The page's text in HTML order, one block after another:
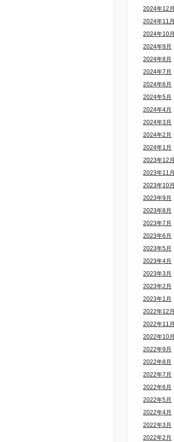
2024年12月
2024年11月
2024年10月
2024年9月
2024年8月
2024年7月
2024年6月
2024年5月
2024年4月
2024年3月
2024年2月
2024年1月
2023年12月
2023年11月
2023年10月
2023年9月
2023年8月
2023年7月
2023年6月
2023年5月
2023年4月
2023年3月
2023年2月
2023年1月
2022年12月
2022年11月
2022年10月
2022年9月
2022年8月
2022年7月
2022年6月
2022年5月
2022年4月
2022年3月
2022年2月